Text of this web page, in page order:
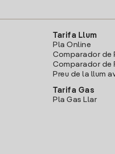
Tarifa Llum
Pla Online
Comparador de
Comparador de
Preu de la llum
Tarifa Gas
Pla Gas Llar